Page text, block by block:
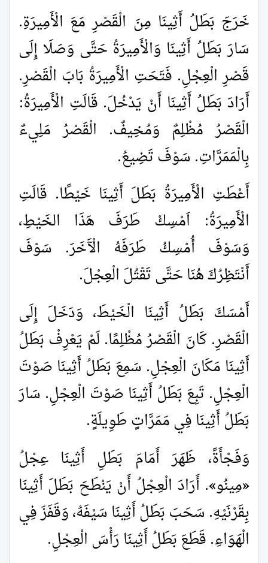
خَرَجَ بَطَلُ أَثِينَا مِنَ الْقَصْرِ مَعَ الْأَمِيرَةِ.
سَارَ بَطَلُ أَثِينَا وَالْأَمِيرَةُ حَتَّى وَصَلَا إِلَى
قَصْرِ الْعِجْلِ. فَتَحَتِ الْأَمِيرَةُ بَابَ الْقَصْرِ.
أَرَادَ بَطَلُ أَثِينَا أَنْ يَدْخُلَ. قَالَتِ الْأَمِيرَةُ:
الْقَصْرُ مُظْلِمٌ وَمُخِيفٌ. الْقَصْرُ مَلِيءٌ
بِالْمَمَرَّاتِ. سَوْفَ تَضِيعُ.
أَعْطَتِ الْأَمِيرَةُ بَطَلَ أَثِينَا خَيْطًا. قَالَتِ
الْأَمِيرَةُ: اَمْسِكْ طَرَفَ هَذَا الخَيْطِ،
وَسَوْفَ أُمْسِكُ طَرَفَهُ الْآَخَرَ. سَوْفَ
أَنْتَظِرُكَ هُنَا حَتَّى تَقْتُلَ الْعِجْلَ.
أَمْسَكَ بَطَلُ أَثِينَا الْخَيْطَ، وَدَخَلَ إِلَى
الْقَصْرِ. كَانَ الْقَصْرُ مُظْلِمًا. لَمْ يَعْرِفْ بَطَلُ
أَثِينَا مَكَانَ الْعِجْلِ. سَمِعَ بَطَلُ أَثِينَا صَوْتَ
الْعِجْلِ. تَبِعَ بَطَلُ أَثِينَا صَوْتَ الْعِجْلِ. سَارَ
بَطَلُ أَثِينَا فِي مَمَرَّاتٍ طَوِيلَةٍ.
وَفَجْأَةً، ظَهَرَ أَمَامَ بَطَلِ أَثِينَا عِجْلُ
«مِينُو». أَرَادَ الْعِجْلُ أَنْ يَنْطَحَ بَطَلَ أَثِينَا
بِقَرْنَيْهِ. سَحَبَ بَطَلُ أَثِينَا سَيْفَهُ، وَقَفَزَ فِي
الْهَوَاءِ. قَطَعَ بَطَلُ أَثِينَا رَأْسَ الْعِجْلِ.